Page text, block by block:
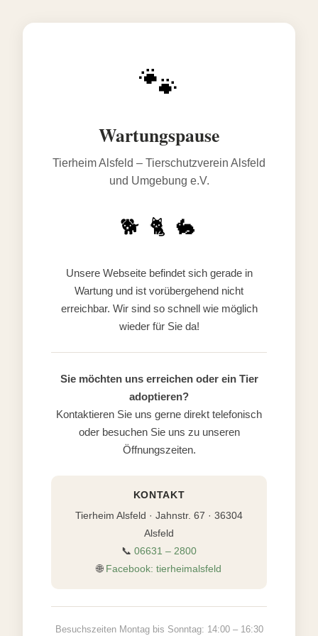
🐾
Wartungspause
Tierheim Alsfeld – Tierschutzverein Alsfeld
und Umgebung e.V.
🐕 🐈 🐇
Unsere Webseite befindet sich gerade in
Wartung und ist vorübergehend nicht
erreichbar. Wir sind so schnell wie möglich
wieder für Sie da!
Sie möchten uns erreichen oder ein Tier
adoptieren?
Kontaktieren Sie uns gerne direkt telefonisch
oder besuchen Sie uns zu unseren
Öffnungszeiten.
KONTAKT
Tierheim Alsfeld · Jahnstr. 67 · 36304
Alsfeld
📞 06631 – 2800
🌐 Facebook: tierheimalsfeld
Besuchszeiten Montag bis Sonntag: 14:00 – 16:30